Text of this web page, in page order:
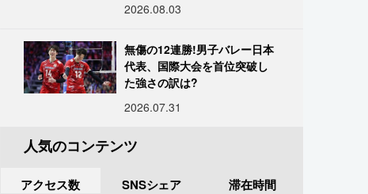
2026.08.03
無傷の12連勝!男子バレー日本
代表、国際大会を首位突破し
た強さの訳は?
2026.07.31
人気のコンテンツ
アクセス数 SNSシェア 滞在時間